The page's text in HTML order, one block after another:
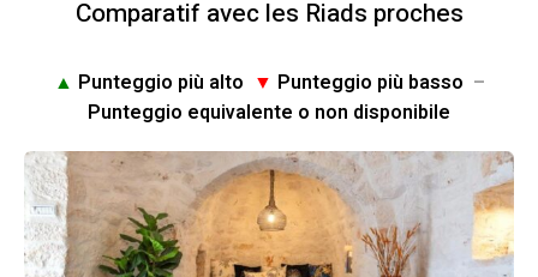
Comparatif avec les Riads proches
▲ Punteggio più alto ▼ Punteggio più basso –
Punteggio equivalente o non disponibile